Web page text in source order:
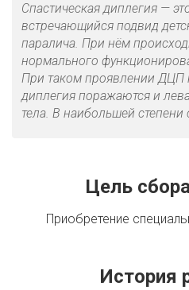
Спастическая диплегия —
встречающийся подвид
паралича. При нём
нормального
При таком проявлении ДЦП
диплегия поражаются и
тела. В наибольшей степени
Цель
Приобретение
История